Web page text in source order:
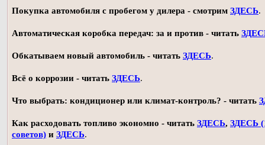
Покупка автомобиля с пробегом у дилера - смотрим ЗДЕСЬ.
Автоматическая коробка передач: за и против - читать
Обкатываем новый автомобиль - читать ЗДЕСЬ.
Всё о коррозии - читать ЗДЕСЬ.
Что выбрать: кондиционер или климат-контроль? - читать
Как расходовать топливо экономно - читать ЗДЕСЬ, ЗДЕСЬ
советов) и ЗДЕСЬ.